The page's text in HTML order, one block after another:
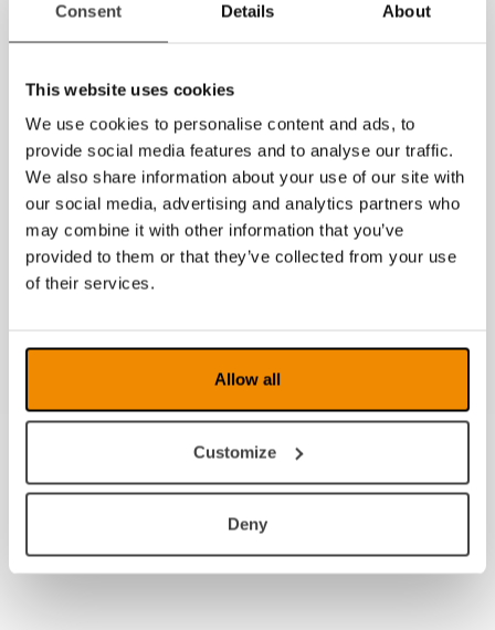
Consent Details About
This website uses cookies
We use cookies to personalise content and ads, to
provide social media features and to analyse our traffic.
We also share information about your use of our site with
our social media, advertising and analytics partners who
may combine it with other information that you’ve
provided to them or that they’ve collected from your use
of their services.
Allow all
Customize
Deny
Support de lecture mobile